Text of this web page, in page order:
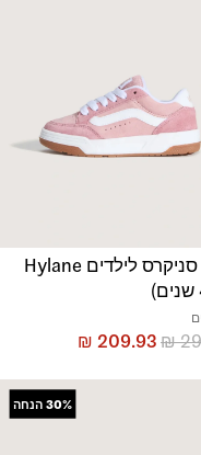
נעלי סניקרס לילדים Hylane
₪
₪ 209.93
30% הנחה